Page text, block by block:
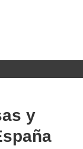
y